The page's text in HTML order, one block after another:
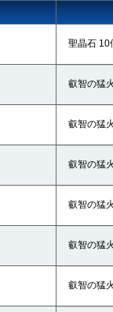
聖晶石 10
叡智の猛
叡智の猛
叡智の猛
叡智の猛
叡智の猛
叡智の猛